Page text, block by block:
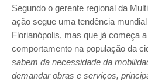
Segundo o gerente regional da
ação segue uma tendência
Florianópolis, mas que já começa
comportamento na população da
sabem da necessidade da
demandar obras e serviços,